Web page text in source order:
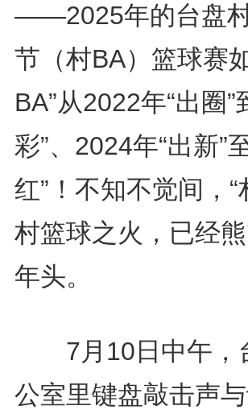
——2025年的台盘村
节（村BA）篮球赛
BA”从2022年“出圈
彩”、2024年“出新”
红”！不知不觉间，
村篮球之火，已经
年头。
7月10日中午，
公室里键盘敲击声